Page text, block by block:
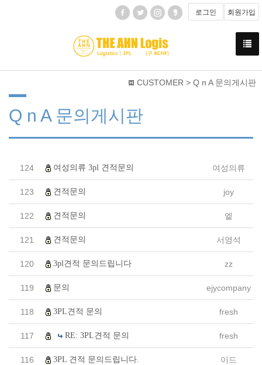
로그인 회원가입
CUSTOMER > Q n A 문의게시판
Q n A 문의게시판
124 여성의류 3pl 견적문의 여성의류
123 견적문의 joy
122 견적문의 엩
121 견적문의 서영석
120 3pl견적 문의드립니다 zz
119 문의 ejycompany
118 3PL견적 문의 fresh
117 RE: 3PL견적 문의 fresh
116 3PL 견적 문의드립니다. 이드